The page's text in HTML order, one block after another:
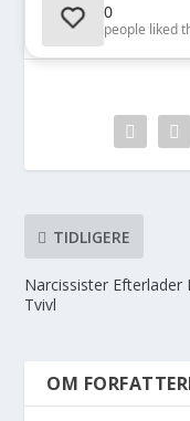
0
people liked
TIDLIGERE
Narcissister Efterlader
Tvivl
OM